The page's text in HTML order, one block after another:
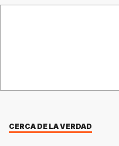
CERCA DE LA VERDAD